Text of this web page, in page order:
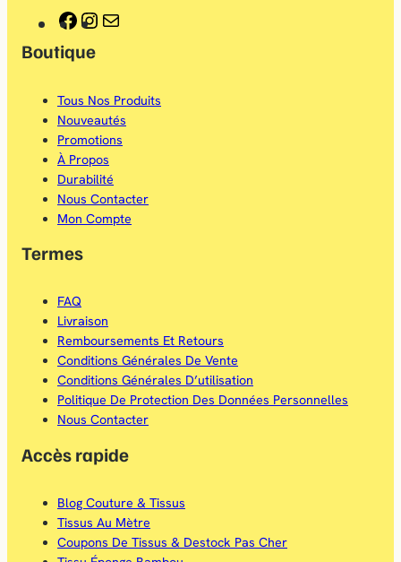
F
a
e
b
o
o
k
I
t
a
g
r
a
a
i
Boutique
Tous Nos Produits
Nouveautés
Promotions
À Propos
Durabilité
Nous Contacter
Mon Compte
Termes
FAQ
Livraison
Remboursements Et Retours
Conditions Générales De Vente
Conditions Générales D’utilisation
Politique De Protection Des Données Personnelles
Nous Contacter
Accès rapide
Blog Couture & Tissus
Tissus Au Mètre
Coupons De Tissus & Destock Pas Cher